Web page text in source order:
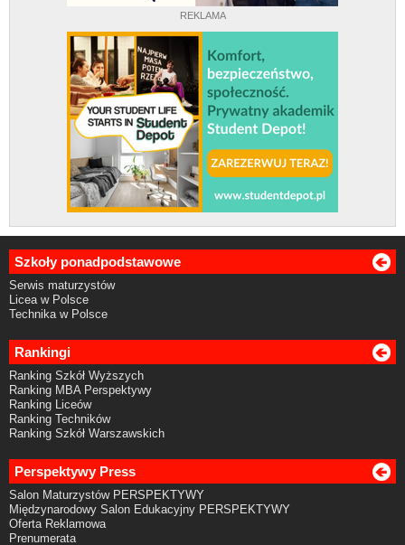
REKLAMA
Szkoły ponadpodstawowe
Serwis maturzystów
Licea w Polsce
Technika w Polsce
Rankingi
Ranking Szkół Wyższych
Ranking MBA Perspektywy
Ranking Liceów
Ranking Techników
Ranking Szkół Warszawskich
Perspektywy Press
Salon Maturzystów PERSPEKTYWY
Międzynarodowy Salon Edukacyjny PERSPEKTYWY
Oferta Reklamowa
Prenumerata